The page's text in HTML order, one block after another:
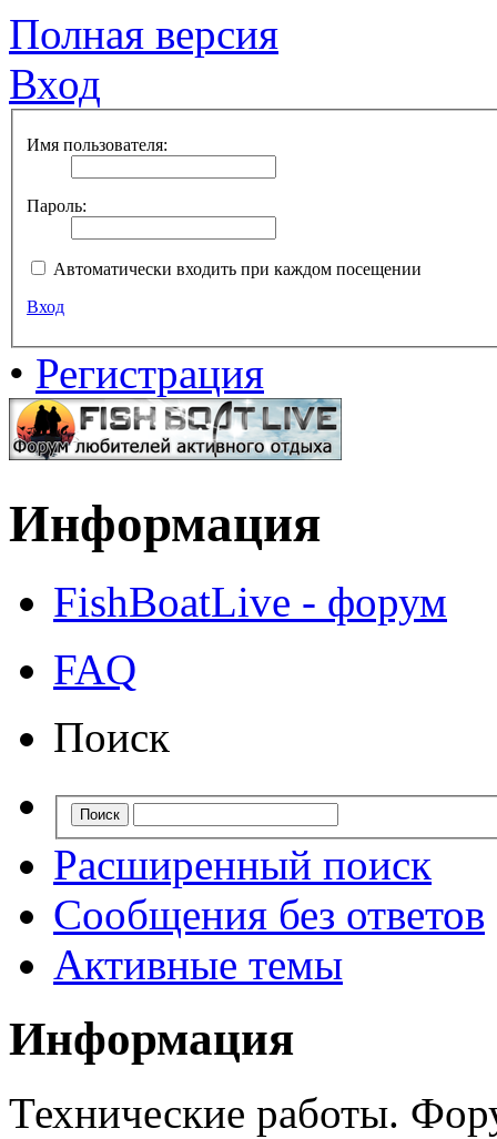
Полная версия
Вход
Имя пользователя:
Пароль:
Автоматически входить при каждом посещении
Вход
• Регистрация
Информация
FishBoatLive - форум
FAQ
Поиск
Расширенный поиск
Сообщения без ответов
Активные темы
Информация
Технические работы.